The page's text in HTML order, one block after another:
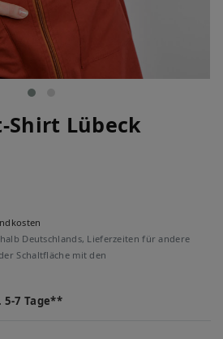
Shirt Lübeck
Deutschlands, Lieferzeiten für andere
Schaltfläche mit den
5-7 Tage**